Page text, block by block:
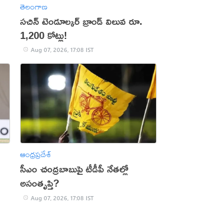
తెలంగాణ
సచిన్ టెండూల్కర్ బ్రాండ్ విలువ రూ.
1,200 కోట్లు!
Aug 07, 2026, 17:08 IST
ఆంధ్రప్రదేశ్
సీఎం చంద్రబాబుపై టీడీపీ నేతల్లో
అసంతృప్తి?
Aug 07, 2026, 17:08 IST